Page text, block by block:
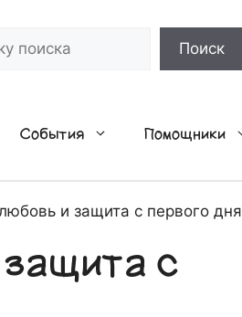
Поиск
События Помощники
и защита с первого дня
с